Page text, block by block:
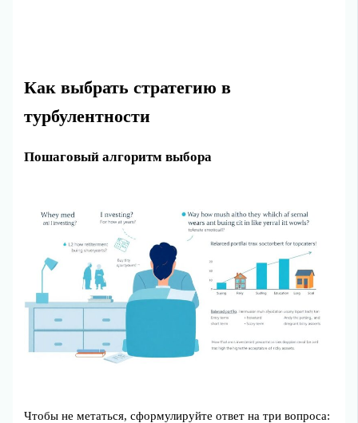
Как выбрать стратегию в
турбулентности
Пошаговый алгоритм выбора
Чтобы не метаться, сформулируйте ответ на три вопроса: